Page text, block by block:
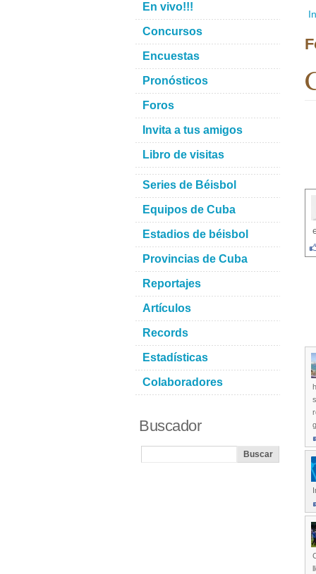
En vivo!!!
Concursos
Encuestas
Pronósticos
Foros
Invita a tus amigos
Libro de visitas
Series de Béisbol
Equipos de Cuba
Estadios de béisbol
Provincias de Cuba
Reportajes
Artículos
Records
Estadísticas
Colaboradores
Buscador